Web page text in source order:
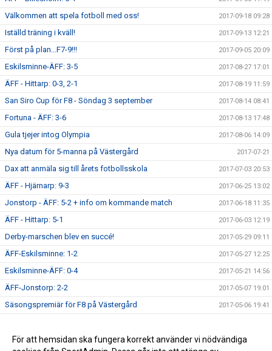
Välkommen att spela fotboll med oss! 2017-09-18 09:28
Iställd träning i kväll! 2017-09-13 12:21
Först på plan...F7-9!!! 2017-09-05 20:09
Eskilsminne-ÄFF: 3-5 2017-08-27 17:01
ÄFF - Hittarp: 0-3, 2-1 2017-08-19 11:59
San Siro Cup för F8 - Söndag 3 september 2017-08-14 08:41
Fortuna - ÄFF: 3-6 2017-08-13 17:48
Gula tjejer intog Olympia 2017-08-06 14:09
Nya datum för 5-manna på Västergård 2017-07-21
Dax att anmäla sig till årets fotbollsskola 2017-07-03 20:53
ÄFF - Hjärnarp: 9-3 2017-06-25 13:02
Jonstorp - ÄFF: 5-2 + info om kommande match 2017-06-18 11:35
ÄFF - Hittarp: 5-1 2017-06-03 12:19
Derby-marschen blev en succé! 2017-05-29 09:11
ÄFF-Eskilsminne: 1-2 2017-05-27 12:25
Eskilsminne-ÄFF: 0-4 2017-05-21 14:56
ÄFF-Jonstorp: 2-2 2017-05-07 19:01
Säsongspremiär för F8 på Västergård 2017-05-06 19:41
Inställd Träning - Lördag 29/4 2017-04-27 12:40
För att hemsidan ska fungera korrekt använder vi nödvändiga